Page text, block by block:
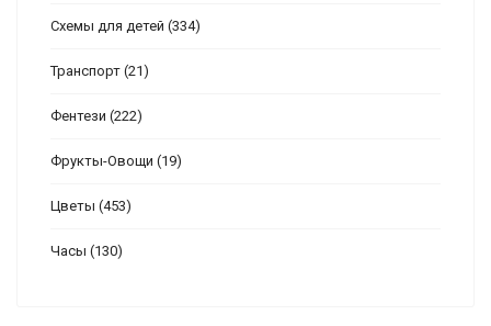
Схемы для детей (334)
Транспорт (21)
Фентези (222)
Фрукты-Овощи (19)
Цветы (453)
Часы (130)